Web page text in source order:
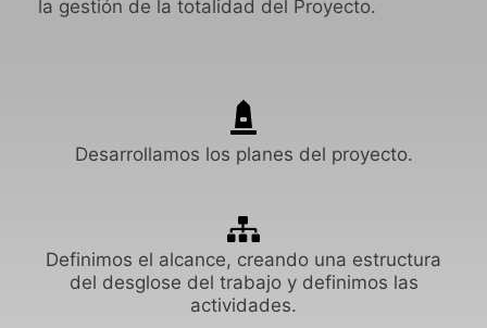
la gestión de la totalidad del Proyecto.
Desarrollamos los planes del proyecto.
Definimos el alcance, creando una estructura
del desglose del trabajo y definimos las
actividades.